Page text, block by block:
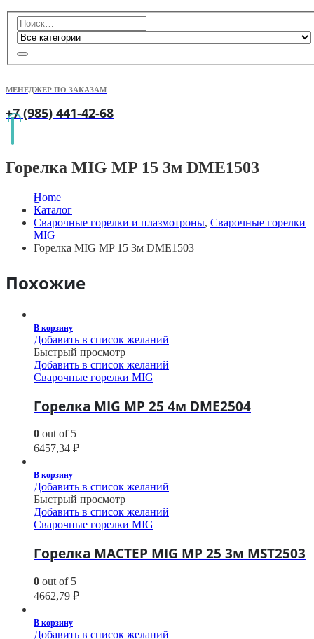
МЕНЕДЖЕР ПО ЗАКАЗАМ
+7 (985) 441-42-68
Горелка MIG MP 15 3м DME1503
Home
Каталог
Сварочные горелки и плазмотроны, Сварочные горелки
MIG
Горелка MIG MP 15 3м DME1503
Похожие
В корзину
Добавить в список желаний
Быстрый просмотр
Добавить в список желаний
Сварочные горелки MIG
Горелка MIG MP 25 4м DME2504
0 out of 5
6457,34 ₽
В корзину
Добавить в список желаний
Быстрый просмотр
Добавить в список желаний
Сварочные горелки MIG
Горелка МАСТЕР MIG MP 25 3м MST2503
0 out of 5
4662,79 ₽
В корзину
Добавить в список желаний